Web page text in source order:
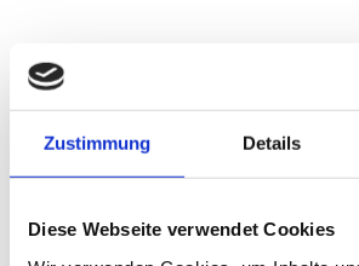
Zustimmung Details
Diese Webseite verwendet Cookies
Bitte vereinbaren Sie einen Termin.
E-Mail: abc-sued@klinikum-